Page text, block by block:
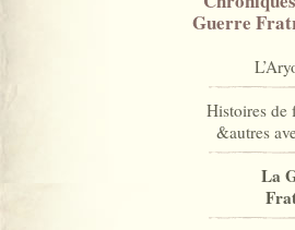
Guerre
Histoires de
&autres
La